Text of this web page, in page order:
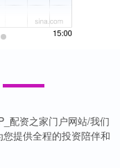
配资之家门户网站/我们
提供全程的投资陪伴和